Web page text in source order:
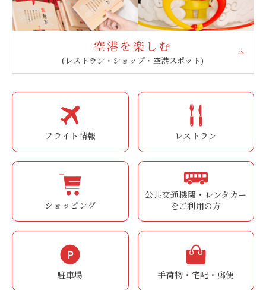
空港を楽しむ
(レストラン・ショップ・空港スポット)
フライト情報 レストラン
ショッピング
公共交通機関・レンタカー
をご利用の方
駐車場 手荷物・宅配・郵便